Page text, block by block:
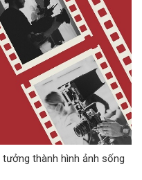
thành hình ảnh sống